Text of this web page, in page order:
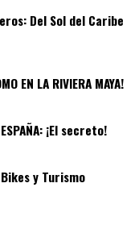
Del Sol del Caribe
EN LA RIVIERA MAYA!
08
ESPAÑA: ¡El secreto!
09
y Turismo